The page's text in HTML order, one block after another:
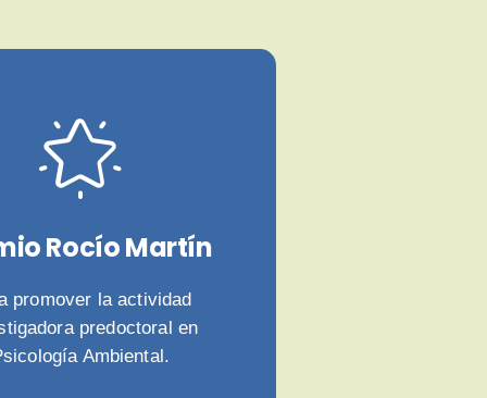
Rocío Martín
promover la actividad
predoctoral en
Ambiental.